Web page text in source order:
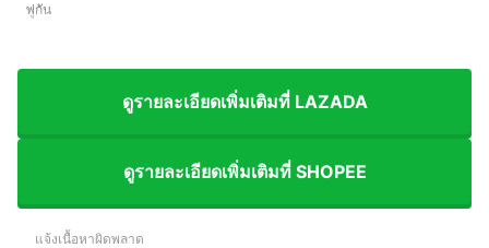
พู่กัน
ดูรายละเอียดเพิ่มเติมที่ LAZADA
ดูรายละเอียดเพิ่มเติมที่ SHOPEE
แจ้งเนื้อหาผิดพลาด